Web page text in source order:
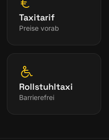
Taxitarif
Preise vorab
Rollstuhltaxi
Barrierefrei